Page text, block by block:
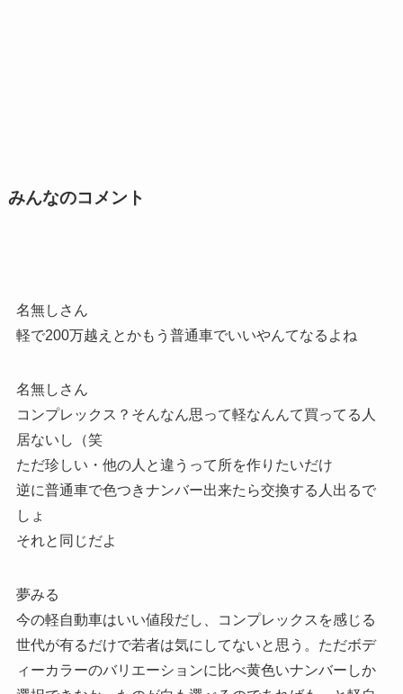
みんなのコメント
名無しさん
軽で200万越えとかもう普通車でいいやんてなるよね
名無しさん
コンプレックス？そんなん思って軽なんんて買ってる人
居ないし（笑
ただ珍しい・他の人と違うって所を作りたいだけ
逆に普通車で色つきナンバー出来たら交換する人出るで
しょ
それと同じだよ
夢みる
今の軽自動車はいい値段だし、コンプレックスを感じる
世代が有るだけで若者は気にしてないと思う。ただボデ
ィーカラーのバリエーションに比べ黄色いナンバーしか